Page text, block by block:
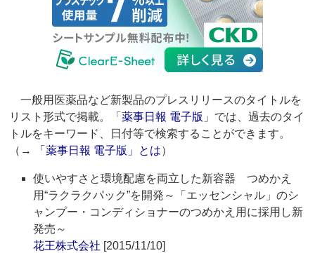
一般用医薬品など新製品のプレスリリースのタイトルを
リスト形式で掲載。「薬事日報 電子版 」では、過去のタイ
トルをキーワード、日付等で検索することができます。
（→
「薬事日報 電子版」とは）
使いやすさと環境配慮を両立した新容器 つめかえ
用“ラクラクパック”を開発～「エッセンシャル」のシ
ャンプー・コンディショナーのつめかえ用に採用し新
発売～
花王株式会社 [2015/11/10]